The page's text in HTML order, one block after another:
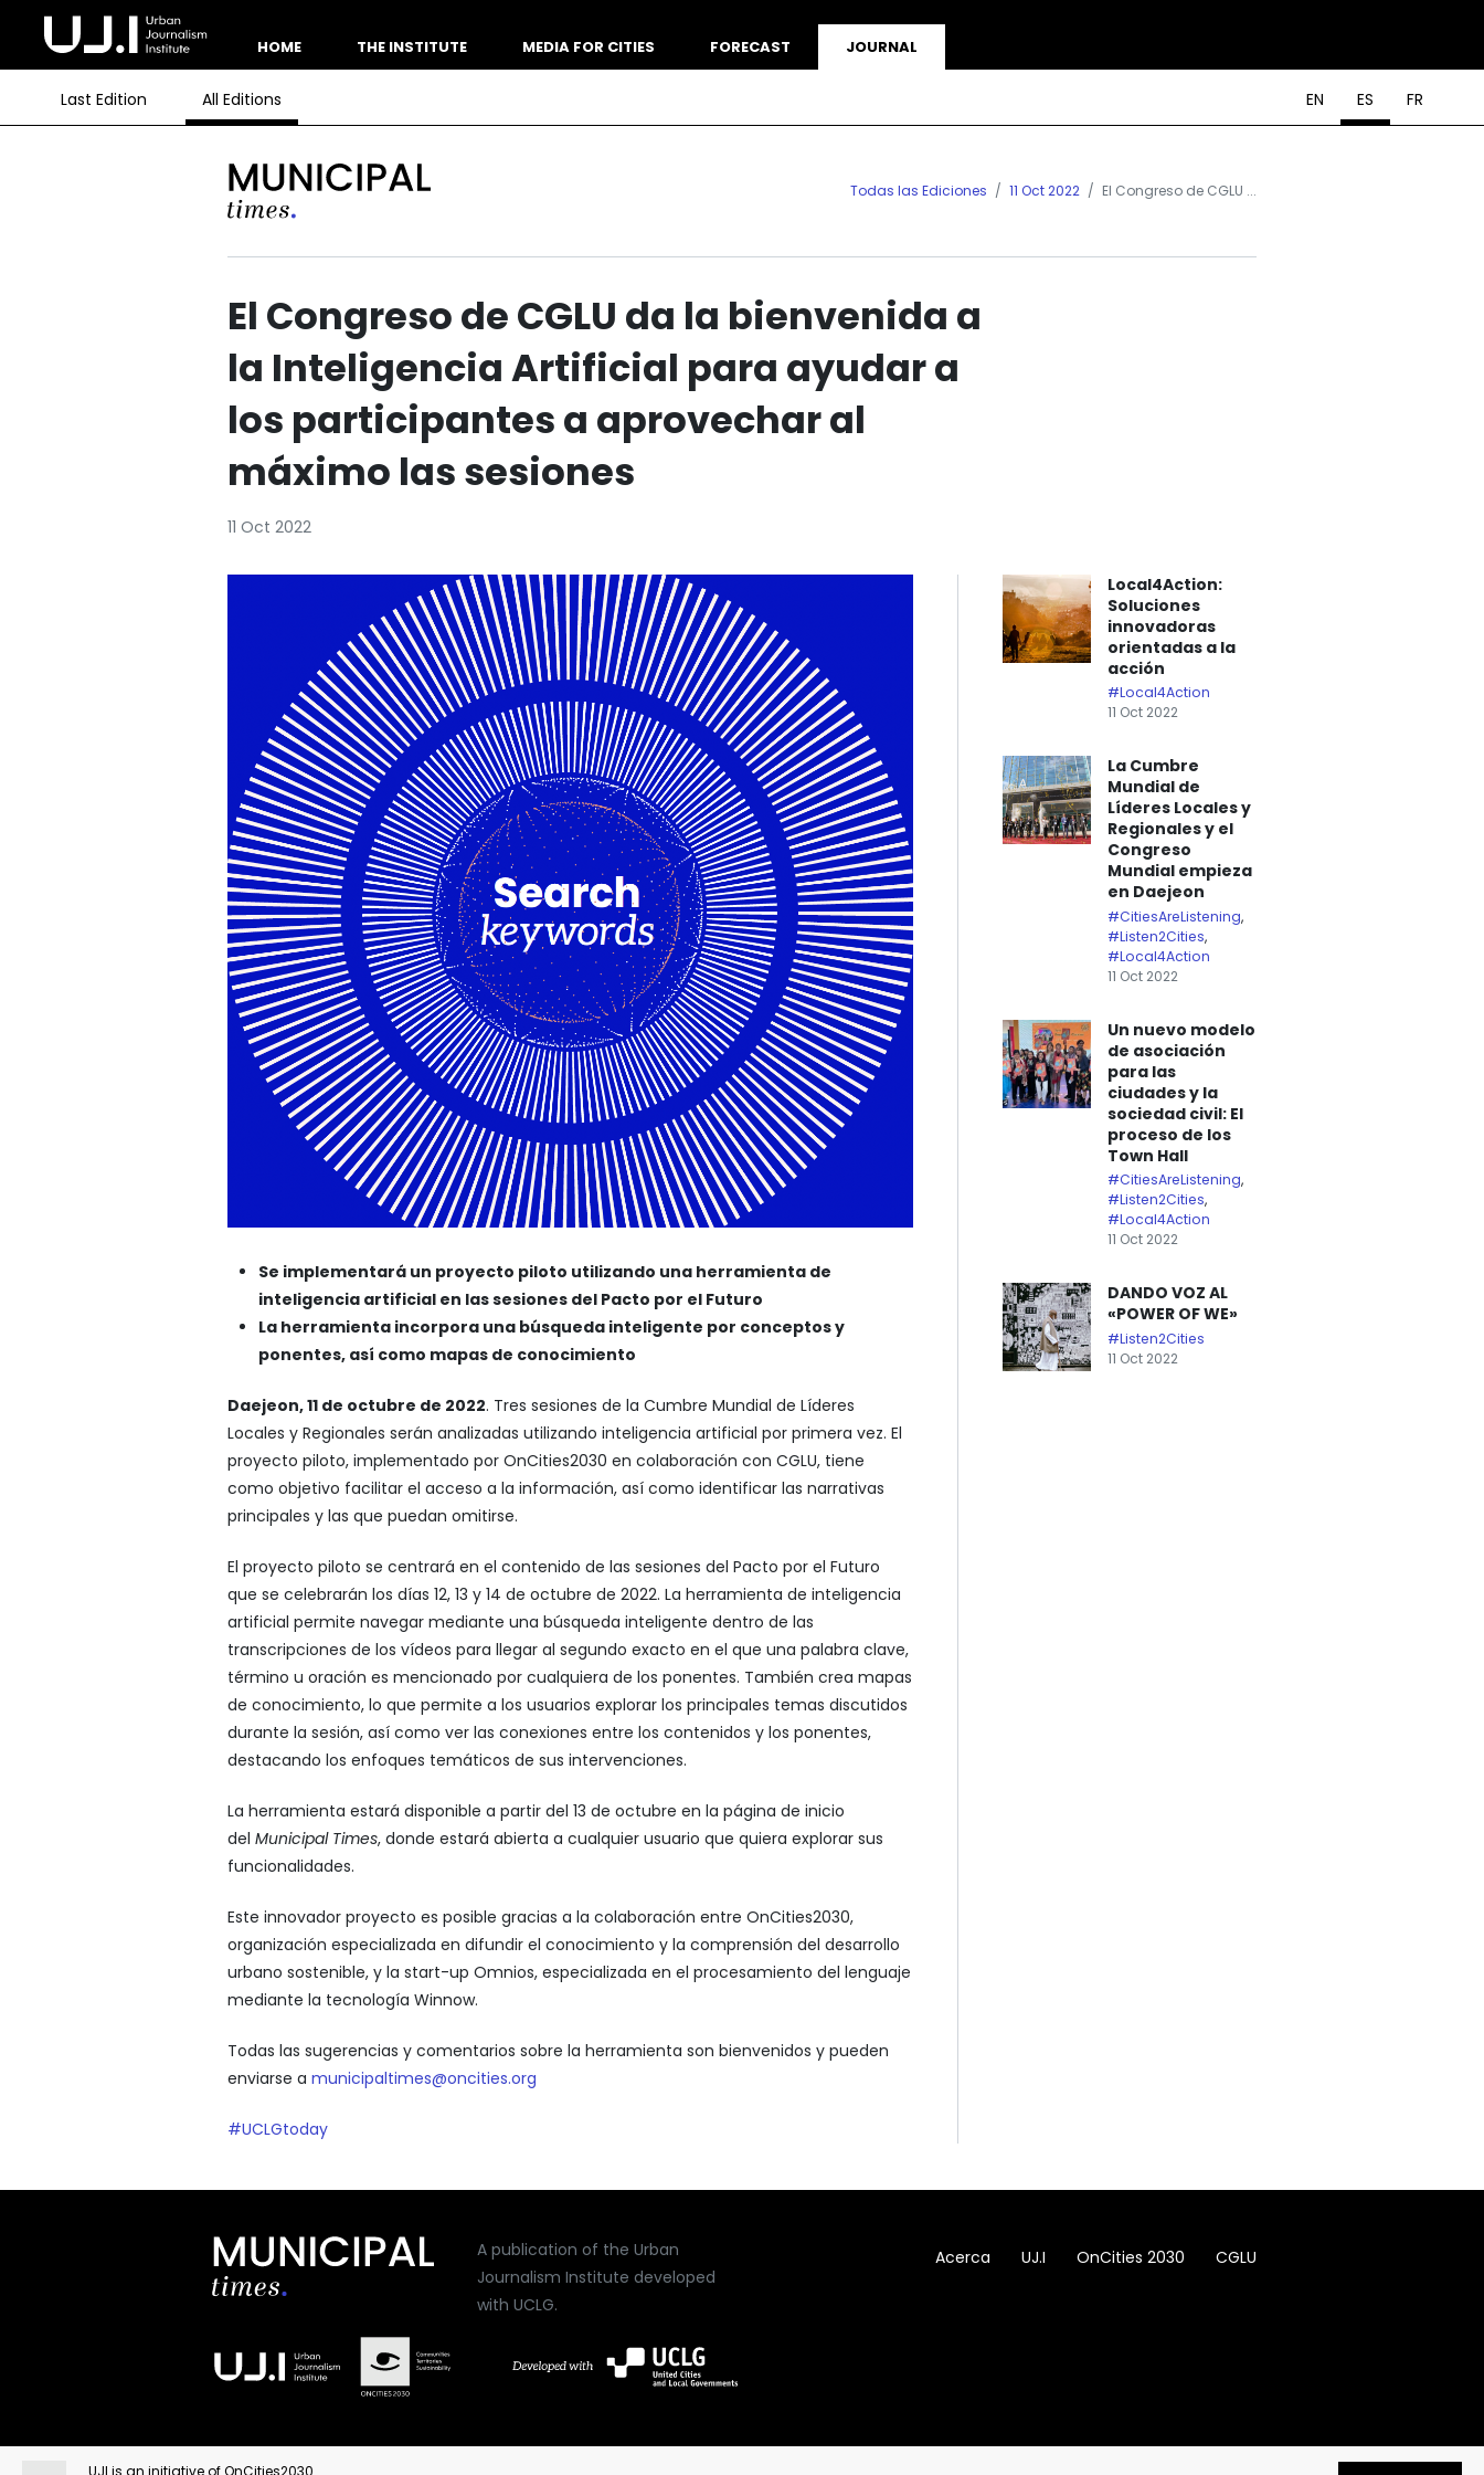
HOME THE INSTITUTE MEDIA FOR CITIES FORECAST JOURNAL
Last Edition All Editions EN ES FR
Todas las Ediciones 11 Oct 2022 El Congreso de CGLU ...
El Congreso de CGLU da la bienvenida a
la Inteligencia Artificial para ayudar a
los participantes a aprovechar al
máximo las sesiones
11 Oct 2022
Se implementará un proyecto piloto utilizando una herramienta de
inteligencia artificial en las sesiones del Pacto por el Futuro
La herramienta incorpora una búsqueda inteligente por conceptos y
ponentes, así como mapas de conocimiento
Daejeon, 11 de octubre de 2022. Tres sesiones de la Cumbre Mundial de Líderes
Locales y Regionales serán analizadas utilizando inteligencia artificial por primera vez. El
proyecto piloto, implementado por OnCities2030 en colaboración con CGLU, tiene
como objetivo facilitar el acceso a la información, así como identificar las narrativas
principales y las que puedan omitirse.
El proyecto piloto se centrará en el contenido de las sesiones del Pacto por el Futuro
que se celebrarán los días 12, 13 y 14 de octubre de 2022. La herramienta de inteligencia
artificial permite navegar mediante una búsqueda inteligente dentro de las
transcripciones de los vídeos para llegar al segundo exacto en el que una palabra clave,
término u oración es mencionado por cualquiera de los ponentes. También crea mapas
de conocimiento, lo que permite a los usuarios explorar los principales temas discutidos
durante la sesión, así como ver las conexiones entre los contenidos y los ponentes,
destacando los enfoques temáticos de sus intervenciones.
La herramienta estará disponible a partir del 13 de octubre en la página de inicio
del Municipal Times, donde estará abierta a cualquier usuario que quiera explorar sus
funcionalidades.
Este innovador proyecto es posible gracias a la colaboración entre OnCities2030,
organización especializada en difundir el conocimiento y la comprensión del desarrollo
urbano sostenible, y la start-up Omnios, especializada en el procesamiento del lenguaje
mediante la tecnología Winnow.
Todas las sugerencias y comentarios sobre la herramienta son bienvenidos y pueden
enviarse a municipaltimes@oncities.org
#UCLGtoday
Local4Action:
Soluciones
innovadoras
orientadas a la
acción
#Local4Action
11 Oct 2022
La Cumbre
Mundial de
Líderes Locales y
Regionales y el
Congreso
Mundial empieza
en Daejeon
#CitiesAreListening,
#Listen2Cities,
#Local4Action
11 Oct 2022
Un nuevo modelo
de asociación
para las
ciudades y la
sociedad civil: El
proceso de los
Town Hall
#CitiesAreListening,
#Listen2Cities,
#Local4Action
11 Oct 2022
DANDO VOZ AL
«POWER OF WE»
#Listen2Cities
11 Oct 2022
A publication of the Urban
Journalism Institute developed
with UCLG.
Acerca UJ.I OnCities 2030 CGLU
UJI is an initiative of OnCities2030